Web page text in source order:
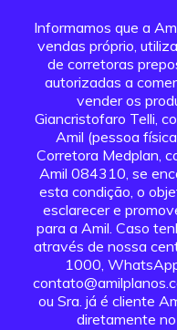
Informamos que a
vendas próprio,
de corretoras
autorizadas a
vender os
Giancristofaro Telli,
Amil (pessoa
Corretora Medplan,
Amil 084310, se
esta condição, o
esclarecer e
para a Amil. Caso
através de nossa
1000,
ou Sra. já é cliente
diretamente